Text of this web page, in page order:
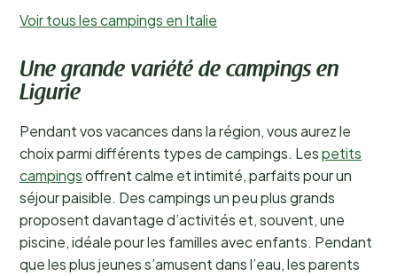
Voir tous les campings en Italie
Une grande variété de campings en
Ligurie
Pendant vos vacances dans la région, vous aurez le
choix parmi différents types de campings. Lespetits
campingsoffrent calme et intimité, parfaits pour un
séjour paisible. Des campings un peu plus grands
proposent davantage d’activités et, souvent, une
piscine, idéale pour les familles avec enfants. Pendant
que les plus jeunes s’amusent dans l’eau, les parents